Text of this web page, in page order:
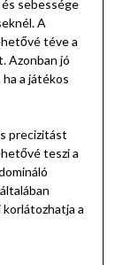
sebessége
A
téve a
Azonban jó
a játékos
precizitást
teszi a
korlátozhatja a